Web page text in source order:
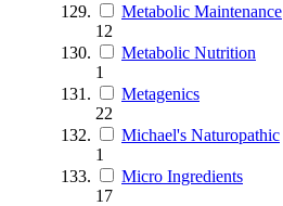
Metabolic Maintenance
12
Metabolic Nutrition
1
Metagenics
22
Michael's Naturopathic
1
Micro Ingredients
17